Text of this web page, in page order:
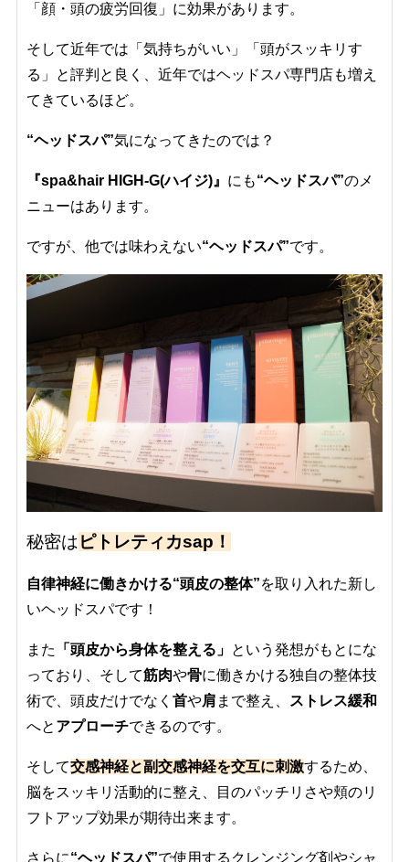
「顔・頭の疲労回復」に効果があります。
そして近年では「気持ちがいい」「頭がスッキリす
る」と評判と良く、近年ではヘッドスパ専門店も増え
てきているほど。
“ヘッドスパ”気になってきたのでは？
『spa&hair HIGH-G(ハイジ)』 にも“ヘッドスパ”のメ
ニューはあります。
ですが、他では味わえない“ヘッドスパ”です。
秘密はピトレティカsap！
自律神経に働きかける“頭皮の整体”を取り入れた新し
いヘッドスパです！
また 「頭皮から身体を整える」 という発想がもとにな
っており、そして筋肉や骨に働きかける独自の整体技
術で、頭皮だけでなく 首や肩 まで整え、
ストレス緩和
へと アプローチできるのです。
そして交感神経と副交感神経を交互に刺激するため、
脳をスッキリ活動的に整え、目のパッチリさや頬のリ
フトアップ効果が期待出来ます。
さらに“ヘッドスパ”で使用するクレンジング剤やシャ